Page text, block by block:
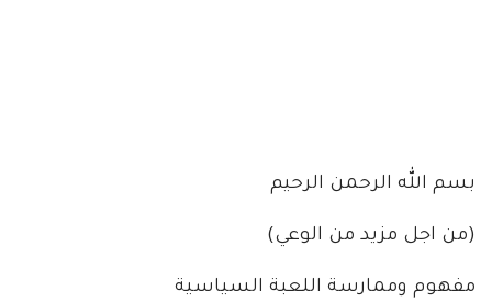
بسم الله الرحمن الرحيم
(من اجل مزيد من الوعي)
مفهوم وممارسة اللعبة السياسية